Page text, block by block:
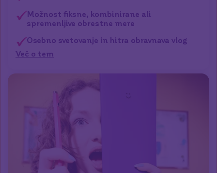
Možnost fiksne, kombinirane ali
spremenljive obrestne mere
Osebno svetovanje in hitra obravnava vlog
Več o tem